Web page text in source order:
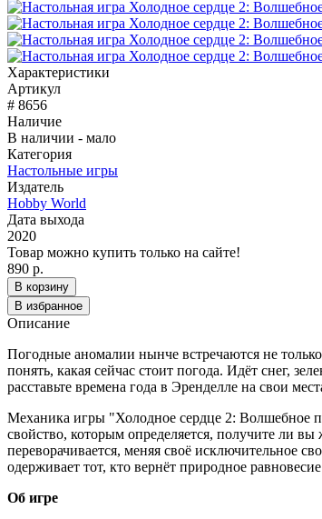
Характеристики
Артикул
# 8656
Наличие
В наличии - мало
Категория
Настольные игры
Издатель
Hobby World
Дата выхода
2020
Товар можно купить только на сайте!
890 р.
В корзину
В избранное
Описание
Погодные аномалии нынче встречаются не
понять, какая сейчас стоит погода. Идёт снег,
расставьте времена года в Эренделле на свои
Механика игры "Холодное сердце 2: Волшебное
свойство, которым определяется, получите ли
переворачивается, меняя своё исключительное
одерживает тот, кто вернёт природное
Об игре